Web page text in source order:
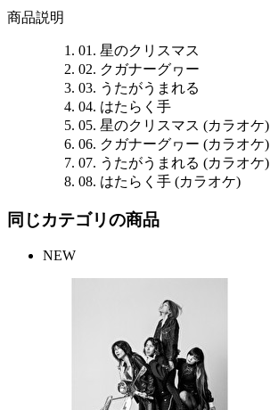
商品説明
01. 星のクリスマス
02. クガナーグヮー
03. うたがうまれる
04. はたらく手
05. 星のクリスマス (カラオケ)
06. クガナーグヮー (カラオケ)
07. うたがうまれる (カラオケ)
08. はたらく手 (カラオケ)
同じカテゴリの商品
NEW